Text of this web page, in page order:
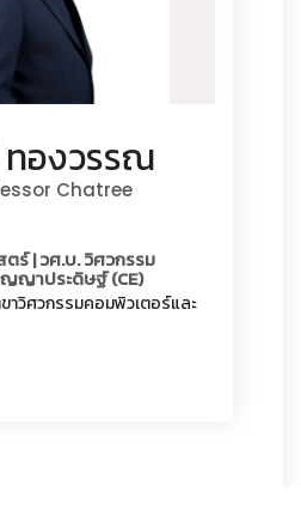
องวรรณ
Chatree
ร์ | วศ.บ. วิศวกรรม
ญาประดิษฐ์ (CE)
าวิศวกรรมคอมพิวเตอร์และ